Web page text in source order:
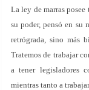
La ley de marras
su poder, pensó en su
retrógrada, sino más
Tratemos de trabajar
a tener legisladores
mientras tanto a